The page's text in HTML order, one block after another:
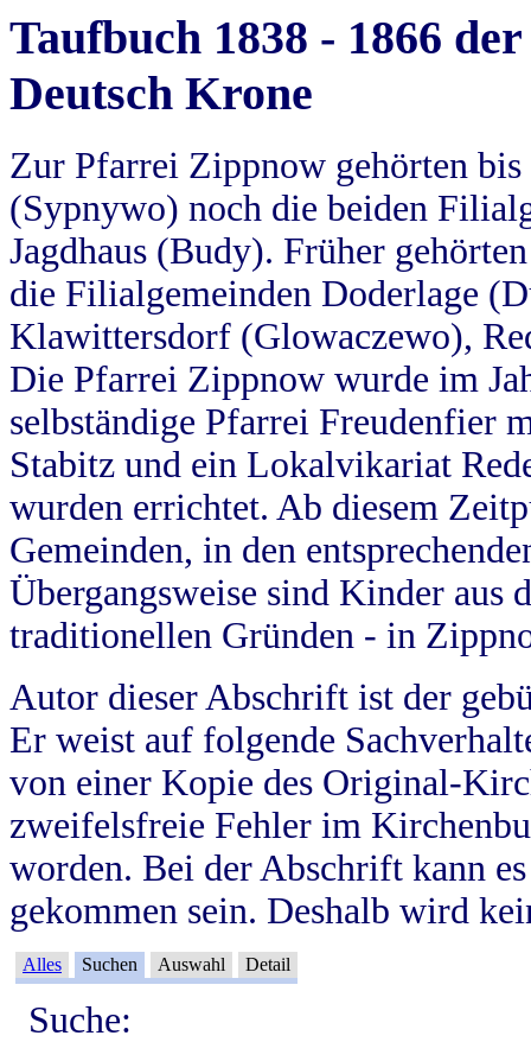
Taufbuch 1838 - 1866
Deutsch Krone
Zur Pfarrei Zippnow gehörten
(Sypnywo) noch die beiden
Jagdhaus (Budy). Früher
die Filialgemeinden Doderlage
Klawittersdorf (Glowaczewo),
Die Pfarrei Zippnow wurde im
selbständige Pfarrei Freudenfier
Stabitz und ein Lokalvikariat
wurden errichtet. Ab diesem
Gemeinden, in den
Übergangsweise sind Kinder aus
traditionellen Gründen - in
Autor dieser Abschrift ist der
Er weist auf folgende
von einer Kopie des Original-
zweifelsfreie Fehler im
worden. Bei der Abschrift kann
gekommen sein. Deshalb wird
Alles Suchen Auswahl Detail
Suche: